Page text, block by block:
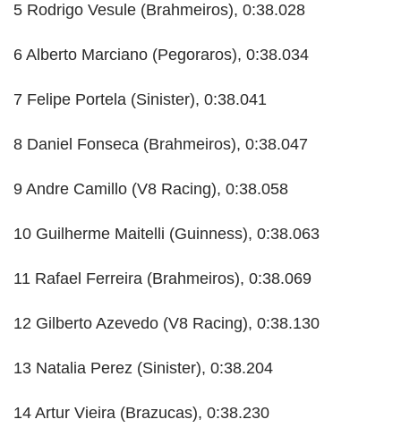
5 Rodrigo Vesule (Brahmeiros), 0:38.028
6 Alberto Marciano (Pegoraros), 0:38.034
7 Felipe Portela (Sinister), 0:38.041
8 Daniel Fonseca (Brahmeiros), 0:38.047
9 Andre Camillo (V8 Racing), 0:38.058
10 Guilherme Maitelli (Guinness), 0:38.063
11 Rafael Ferreira (Brahmeiros), 0:38.069
12 Gilberto Azevedo (V8 Racing), 0:38.130
13 Natalia Perez (Sinister), 0:38.204
14 Artur Vieira (Brazucas), 0:38.230